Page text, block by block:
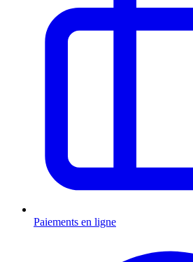
Paiements en ligne